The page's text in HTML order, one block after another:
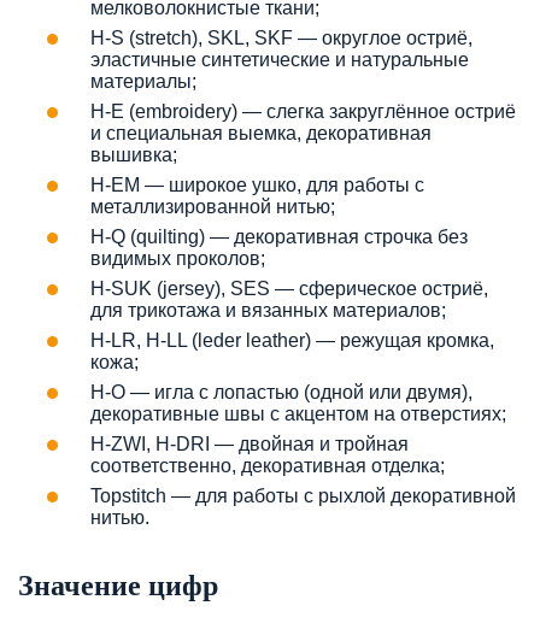
мелковолокнистые ткани;
H-S (stretch), SKL, SKF — округлое остриё,
эластичные синтетические и натуральные
материалы;
H-E (embroidery) — слегка закруглённое остриё
и специальная выемка, декоративная
вышивка;
H-EM — широкое ушко, для работы с
металлизированной нитью;
H-Q (quilting) — декоративная строчка без
видимых проколов;
H-SUK (jersey), SES — сферическое остриё,
для трикотажа и вязанных материалов;
H-LR, H-LL (leder leather) — режущая кромка,
кожа;
H-O — игла с лопастью (одной или двумя),
декоративные швы с акцентом на отверстиях;
H-ZWI, H-DRI — двойная и тройная
соответственно, декоративная отделка;
Topstitch — для работы с рыхлой декоративной
нитью.
Значение цифр